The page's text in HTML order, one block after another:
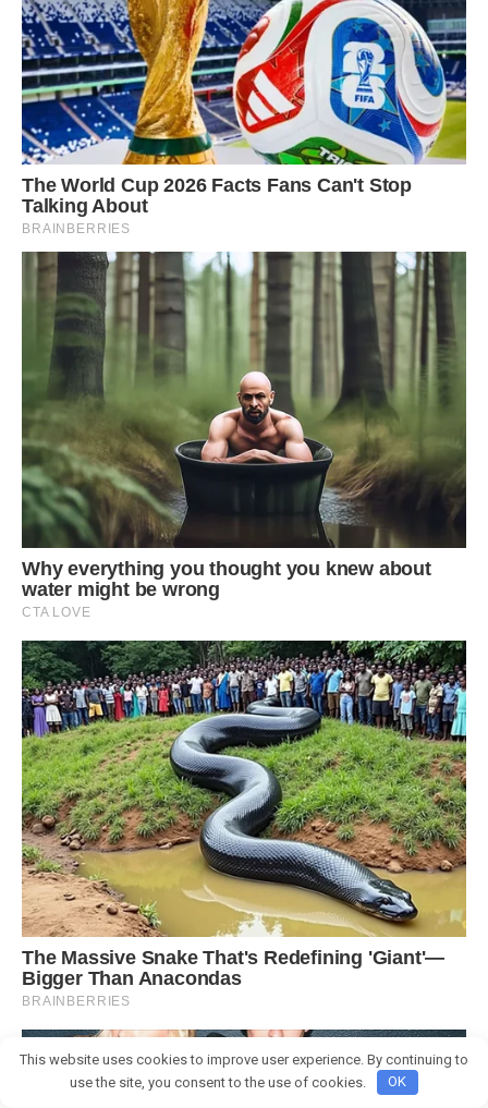
This website uses cookies to improve user experience. By continuing to
use the site, you consent to the use of cookies.
OK